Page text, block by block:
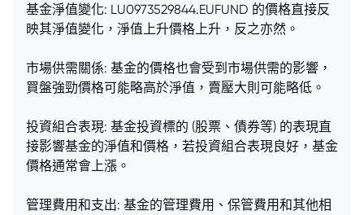
基金淨值變化: LU0973529844.EUFUND 的價格直接反
映其淨值變化，淨值上升價格上升，反之亦然。
市場供需關係: 基金的價格也會受到市場供需的影響，
買盤強勁價格可能略高於淨值，賣壓大則可能略低。
投資組合表現: 基金投資標的 (股票、債券等) 的表現直
接影響基金的淨值和價格，若投資組合表現良好，基金
價格通常會上漲。
管理費用和支出: 基金的管理費用、保管費用和其他相